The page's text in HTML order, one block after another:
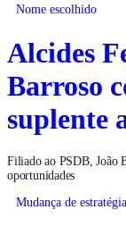
Nome escolhido
Alcides
Barroso
suplente
Filiado ao PSDB, João
oportunidades
Mudança de estratégia